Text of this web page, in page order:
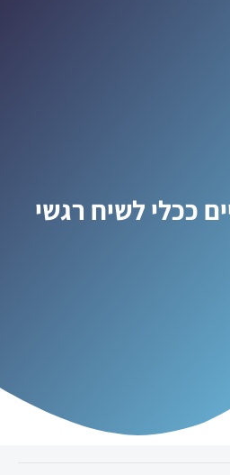
ככלי לשיח רגשי